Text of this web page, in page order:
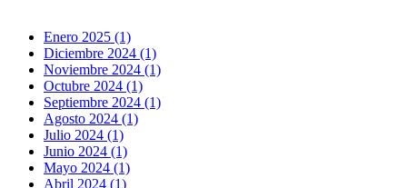
Enero 2025 (1)
Diciembre 2024 (1)
Noviembre 2024 (1)
Octubre 2024 (1)
Septiembre 2024 (1)
Agosto 2024 (1)
Julio 2024 (1)
Junio 2024 (1)
Mayo 2024 (1)
Abril 2024 (1)